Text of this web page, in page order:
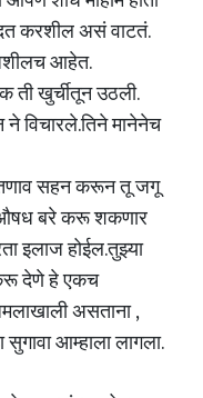
करशील असं वाटतं.
आहेत.
ती खुर्चीतून उठली.
ने विचारले.तिने मानेनेच
तणाव सहन करून तू जगू
बरे करू शकणार
इलाज होईल.तुझ्या
देणे हे एकच
असताना ,
आम्हाला लागला.